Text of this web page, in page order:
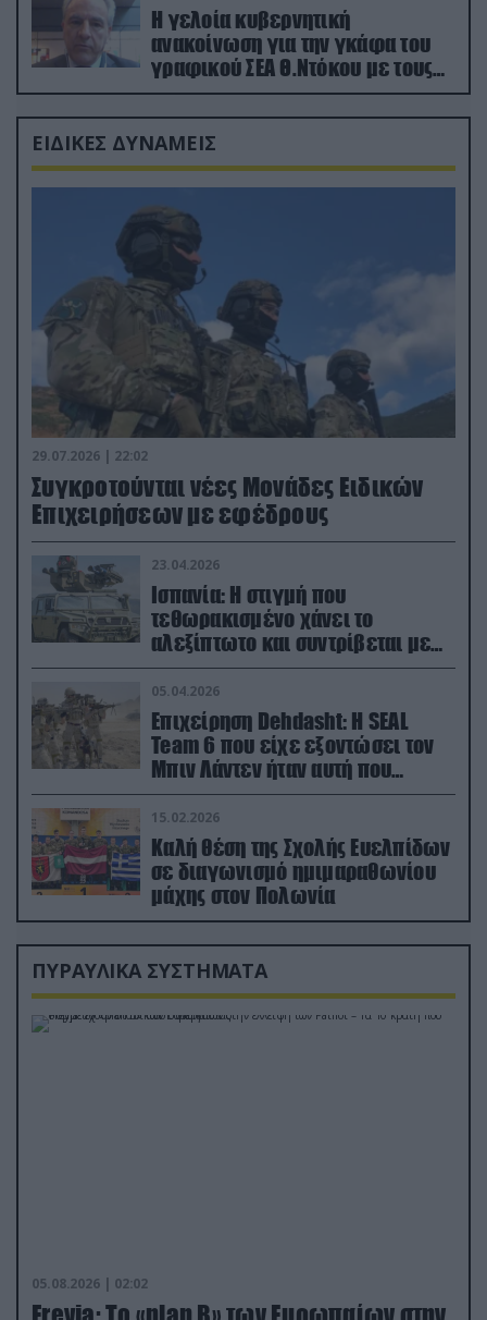
Η γελοία κυβερνητική
ανακοίνωση για την γκάφα του
γραφικού ΣΕΑ Θ.Ντόκου με τους
Ρώσους φαρσέρ
ΕΙΔΙΚΕΣ ΔΥΝΑΜΕΙΣ
29.07.2026 | 22:02
Συγκροτούνται νέες Μονάδες Ειδικών
Επιχειρήσεων με εφέδρους
23.04.2026
Ισπανία: Η στιγμή που
τεθωρακισμένο χάνει το
αλεξίπτωτο και συντρίβεται με
ορμή στο έδαφος (βίντεο)
05.04.2026
Επιχείρηση Dehdasht: Η SEAL
Team 6 που είχε εξοντώσει τον
Μπιν Λάντεν ήταν αυτή που
διέσωσε τον πιλότο του F-15
15.02.2026
Καλή θέση της Σχολής Ευελπίδων
σε διαγωνισμό ημιμαραθωνίου
μάχης στον Πολωνία
ΠΥΡΑΥΛΙΚΑ ΣΥΣΤΗΜΑΤΑ
05.08.2026 | 02:02